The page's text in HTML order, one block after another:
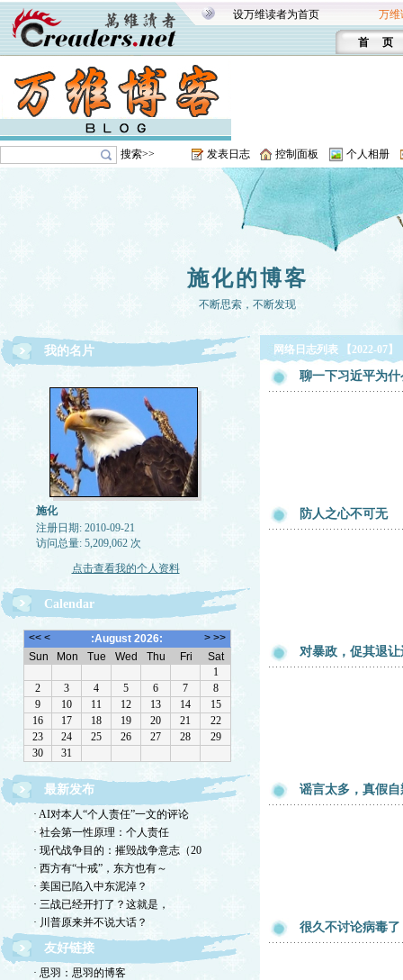
设万维读者为首页 万维
首 页
搜索>> 发表日志 控制面板 个人相册
施化的博客
不断思索，不断发现
我的名片
施化
注册日期: 2010-09-21
访问总量: 5,209,062 次
点击查看我的个人资料
Calendar
最新发布
· AI对本人“个人责任”一文的评论
· 社会第一性原理：个人责任
· 现代战争目的：摧毁战争意志（20
· 西方有“十戒”，东方也有～
· 美国已陷入中东泥淖？
· 三战已经开打了？这就是，
· 川普原来并不说大话？
友好链接
· 思羽：思羽的博客
网络日志列表 【2022-07】
聊一下习近平为
防人之心不可无
对暴政，促其退
谣言太多，真假自
很久不讨论病毒